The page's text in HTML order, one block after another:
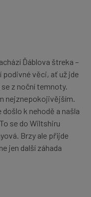
Ďáblova štreka –
podivné věci, ať už jde
z noční temnoty.
nejznepokojivějším.
k nehodě a našla
se do Wiltshiru
Brzy ale přijde
jen další záhada